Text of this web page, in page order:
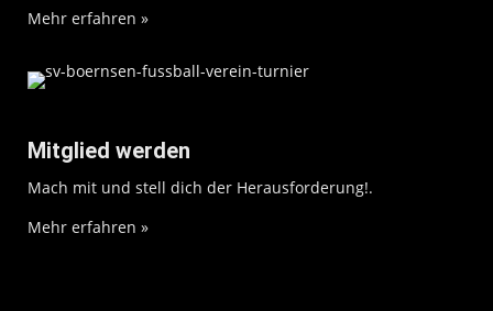
Mehr erfahren »
Mitglied werden
Mach mit und stell dich der Herausforderung!.
Mehr erfahren »